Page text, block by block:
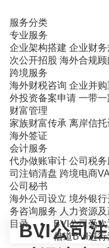
服务分类
专业服务
企业架构搭建 企业财
次公开招股 海外合规顾
跨境服务
海外财税咨询 企业并购
外投资备案申请 一带
财富管理
家族财富传承 离岸信托
海外签证
会计服务
代办做账审计 公司税务
司注销清盘 跨境电商
公司秘书
海外公司设立 境外银行
务咨询服务 人力资源
BVI公司
目录
BVI公司受欢
借道BVI进